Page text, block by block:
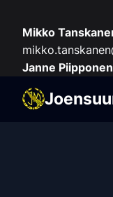
Joensuun
Mikko
Janne
Pentti